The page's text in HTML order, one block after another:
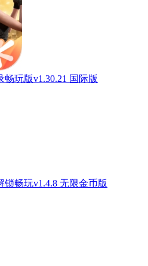
玩版v1.30.21 国际版
畅玩v1.4.8 无限金币版